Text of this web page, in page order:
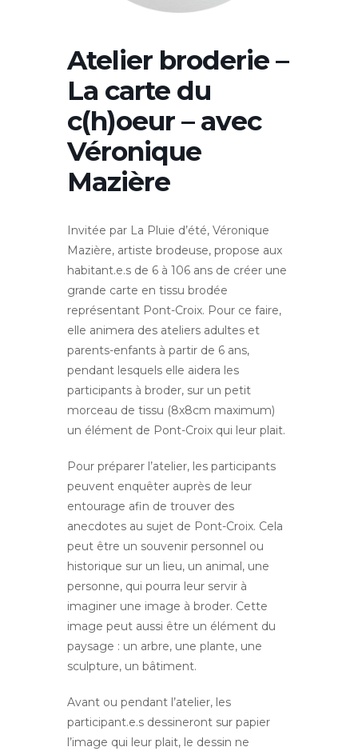
Atelier broderie –
La carte du
c(h)oeur – avec
Véronique
Mazière
Invitée par La Pluie d’été, Véronique
Mazière, artiste brodeuse, propose aux
habitant.e.s de 6 à 106 ans de créer une
grande carte en tissu brodée
représentant Pont-Croix. Pour ce faire,
elle animera des ateliers adultes et
parents-enfants à partir de 6 ans,
pendant lesquels elle aidera les
participants à broder, sur un petit
morceau de tissu (8x8cm maximum)
un élément de Pont-Croix qui leur plait.
Pour préparer l’atelier, les participants
peuvent enquêter auprès de leur
entourage afin de trouver des
anecdotes au sujet de Pont-Croix. Cela
peut être un souvenir personnel ou
historique sur un lieu, un animal, une
personne, qui pourra leur servir à
imaginer une image à broder. Cette
image peut aussi être un élément du
paysage : un arbre, une plante, une
sculpture, un bâtiment.
Avant ou pendant l’atelier, les
participant.e.s dessineront sur papier
l’image qui leur plait, le dessin ne